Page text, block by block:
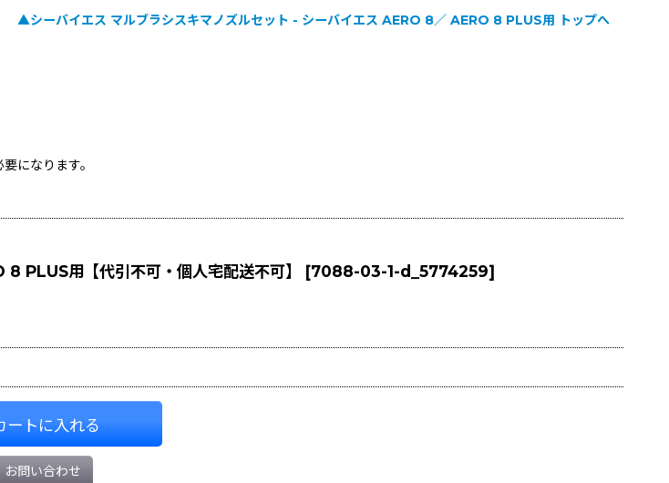
▲シーバイエス マルブラシスキマノズルセット - シーバイエス AERO 8／ AERO 8 PLUS用 トップへ
になります。
PLUS用【代引不可・個人宅配送不可】 [7088-03-1-d_5774259]
ートに入れる
お問い合わせ